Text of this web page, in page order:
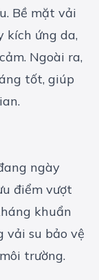
Bề mặt vải
kích ứng da,
Ngoài ra,
tốt, giúp
ngày
điểm vượt
khuẩn
vải su bảo vệ
trường.